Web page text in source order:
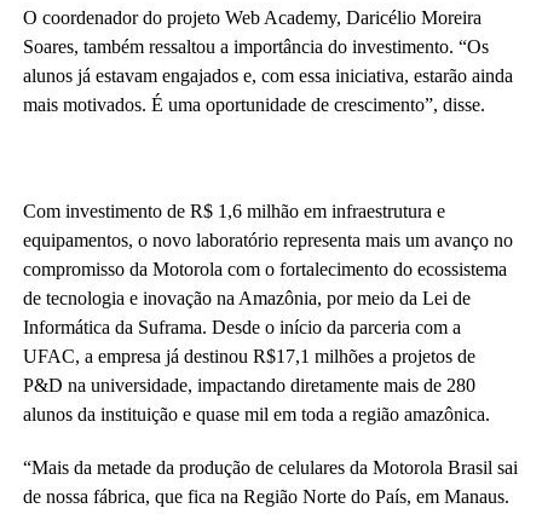
O coordenador do projeto Web Academy, Daricélio Moreira
Soares, também ressaltou a importância do investimento. “Os
alunos já estavam engajados e, com essa iniciativa, estarão ainda
mais motivados. É uma oportunidade de crescimento”, disse.
Com investimento de R$ 1,6 milhão em infraestrutura e
equipamentos, o novo laboratório representa mais um avanço no
compromisso da Motorola com o fortalecimento do ecossistema
de tecnologia e inovação na Amazônia, por meio da Lei de
Informática da Suframa. Desde o início da parceria com a
UFAC, a empresa já destinou R$17,1 milhões a projetos de
P&D na universidade, impactando diretamente mais de 280
alunos da instituição e quase mil em toda a região amazônica.
“Mais da metade da produção de celulares da Motorola Brasil sai
de nossa fábrica, que fica na Região Norte do País, em Manaus.